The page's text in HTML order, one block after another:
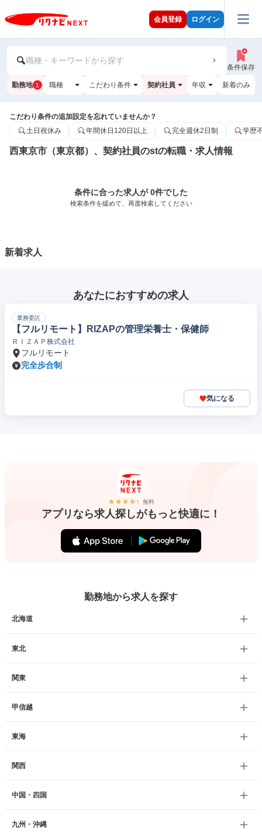
会員登録 ログイン
職種・キーワードから探す
条件保存
勤務地 1 職種 こだわり条件 契約社員 年収 新着のみ
こだわり条件の追加設定を忘れていませんか？
土日祝休み
年間休日120日以上 完全週休2日制 学歴
西東京市（東京都）、契約社員のstの転職・求人情報
条件に合った求人が 0件でした
検索条件を緩めて、再度検索してください
新着求人
あなたにおすすめの求人
業務委託
【フルリモート】RIZAPの管理栄養士・保健師
ＲＩＺＡＰ株式会社
フルリモート
完全歩合制
気になる
無料
アプリなら求人探しがもっと快適に！
勤務地から求人を探す
北海道
東北
関東
甲信越
東海
関西
中国・四国
九州・沖縄